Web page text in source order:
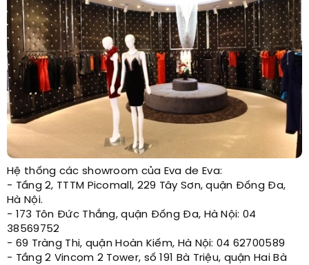
Hệ thống các showroom của Eva de Eva:
- Tầng 2, TTTM Picomall, 229 Tây Sơn, quận Đống Đa,
Hà Nội.
- 173 Tôn Đức Thắng, quận Đống Đa, Hà Nội: 04
38569752
- 69 Tràng Thi, quận Hoàn Kiếm, Hà Nội: 04 62700589
- Tầng 2 Vincom 2 Tower, số 191 Bà Triệu, quận Hai Bà